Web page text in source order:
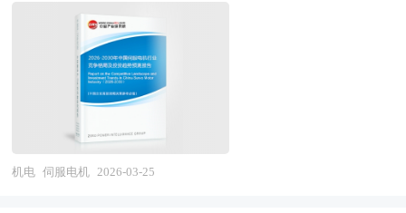
业潜在的风险和防范建议进行分析。最后提出研究
者对印制电路板（PCB）行业的研究观点，以供投
资决策者参考。
展趋势。 本研究咨询报告由中研普华咨询公司领
衔撰写，在大量周密的市场调研基础上，主要依据
了国家统计局、国家商务部、国家发改委、国家经
济信息中心、国务院发展研究中心、全国商业信息
中心、中国经济景气监测中心、中国行业研究网、
全国及海外多种相关报刊杂志的基础信息以及专业
件、中游整机制造与系统集成、下游应用服务的完
整生态，并在部分高端领域实现技术突破与国产替
代。 展望2026至2030年“十五五”时期，应急装备
产业将深度融入国家新安全格局与新质生产力发展
大局，一方面，极端天气频发、地下空间开发、新
能源设施安全、跨境公共卫生风险等新场景将持续
催生多元化、专业化、轻量化装备需求；另一方
性能优异、运行可靠性高的核心特征，可完美适配
高端装备对精准运动控制、快速启停换向、复杂轨
迹拟合的核心需求，区别于通用电机、步进电机等
传统动力元件，是实现工业自动化、装备智能化升
级的核心底层部件。 近年来，我国伺服电机市场
规模保持连续稳健增长，2023年为195亿元，2024
机电 伺服电机 2026-03-25